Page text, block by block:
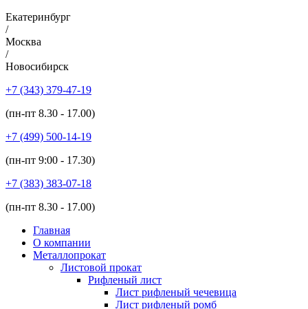
Екатеринбург
/
Москва
/
Новосибирск
+7 (343) 379-47-19
(пн-пт 8.30 - 17.00)
+7 (499) 500-14-19
(пн-пт 9:00 - 17.30)
+7 (383) 383-07-18
(пн-пт 8.30 - 17.00)
Главная
О компании
Металлопрокат
Листовой прокат
Рифленый лист
Лист рифленый чечевица
Лист рифленый ромб